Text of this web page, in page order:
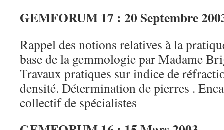
GEMFORUM 17 : 20 Septembre
Rappel des notions relatives à la
base de la gemmologie par Madame
Travaux pratiques sur indice de
densité. Détermination de pierres .
collectif de spécialistes